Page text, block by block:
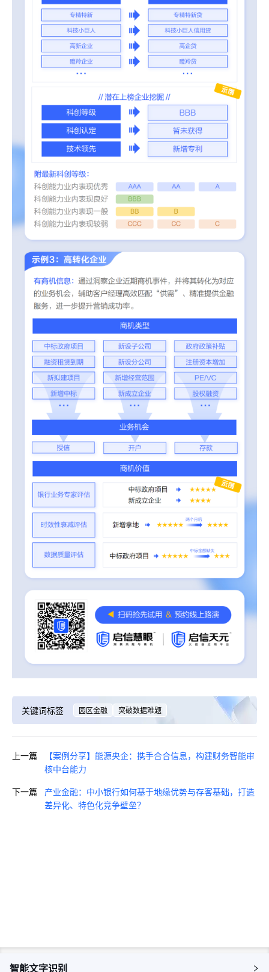
关键词标签 园区金融 突破数据难题
上一篇
【案例分享】能源央企：携手合合信息，构建财务智能审
核中台能力
下一篇
产业金融：中小银行如何基于地缘优势与存客基础，打造
差异化、特色化竞争壁垒？
智能文字识别